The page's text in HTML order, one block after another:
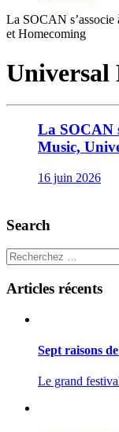
La SOCAN
et Homecoming
Universal
La SOCAN
Music,
16 juin 2026
Search
Articles récents
Sept raisons
Le grand